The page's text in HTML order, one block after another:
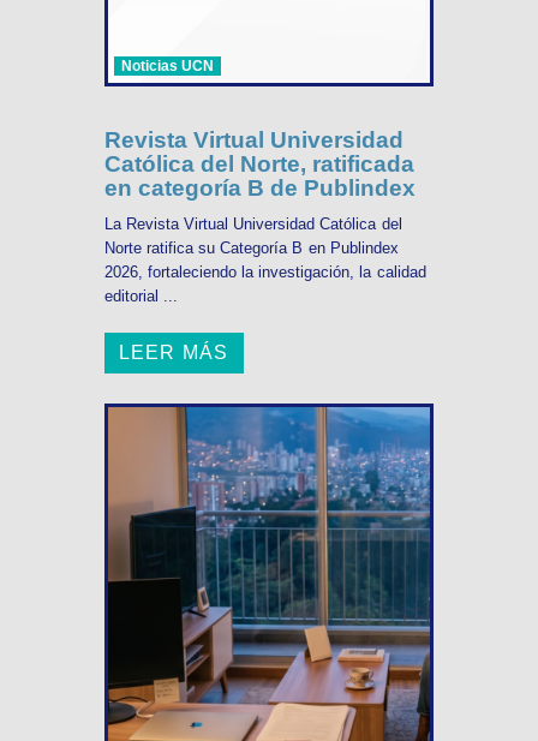
Noticias UCN
Revista Virtual Universidad
Católica del Norte, ratificada
en categoría B de Publindex
La Revista Virtual Universidad Católica del
Norte ratifica su Categoría B en Publindex
2026, fortaleciendo la investigación, la calidad
editorial ...
LEER MÁS